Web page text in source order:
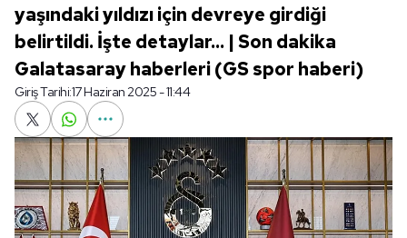
yaşındaki yıldızı için devreye girdiği
belirtildi. İşte detaylar... | Son dakika
Galatasaray haberleri (GS spor haberi)
Giriş Tarihi:17 Haziran 2025 - 11:44